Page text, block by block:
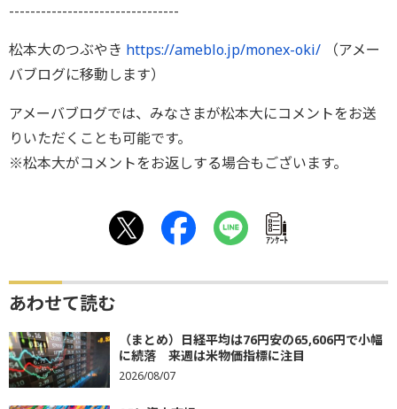
--------------------------------
松本大のつぶやき https://ameblo.jp/monex-oki/ （アメー
バブログに移動します）
アメーバブログでは、みなさまが松本大にコメントをお送
りいただくことも可能です。
※松本大がコメントをお返しする場合もございます。
ｱﾝｹｰﾄ
あわせて読む
（まとめ）日経平均は76円安の65,606円で小幅
に続落 来週は米物価指標に注目
2026/08/07